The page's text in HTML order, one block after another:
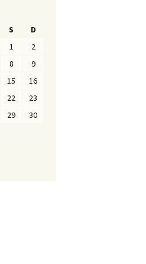
S
D
1
2
8
9
15
16
22
23
29
30